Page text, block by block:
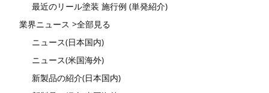
最近のリール塗装 施行例 (単発紹介)
業界ニュース >全部見る
ニュース(日本国内)
ニュース(米国海外)
新製品の紹介(日本国内)